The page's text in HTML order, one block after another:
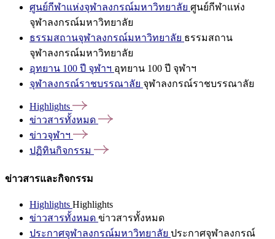
ศูนย์กีฬาแห่งจุฬาลงกรณ์มหาวิทยาลัย ศูนย์กีฬาแห่ง
จุฬาลงกรณ์มหาวิทยาลัย
ธรรมสถานจุฬาลงกรณ์มหาวิทยาลัย ธรรมสถาน
จุฬาลงกรณ์มหาวิทยาลัย
อุทยาน 100 ปี จุฬาฯ อุทยาน 100 ปี จุฬาฯ
จุฬาลงกรณ์ราชบรรณาลัย จุฬาลงกรณ์ราชบรรณาลัย
Highlights
ข่าวสารทั้งหมด
ข่าวจุฬาฯ
ปฏิทินกิจกรรม
ข่าวสารและกิจกรรม
Highlights Highlights
ข่าวสารทั้งหมด ข่าวสารทั้งหมด
ประกาศจุฬาลงกรณ์มหาวิทยาลัย ประกาศจุฬาลงกรณ์